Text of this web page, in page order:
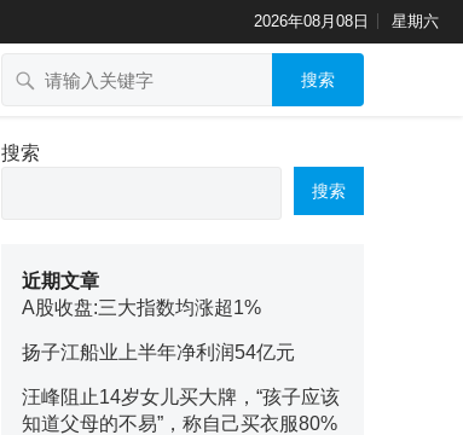
2026年08月08日 星期六
搜索
搜索
搜索
近期文章
A股收盘:三大指数均涨超1%
扬子江船业上半年净利润54亿元
汪峰阻止14岁女儿买大牌，“孩子应该
知道父母的不易”，称自己买衣服80%